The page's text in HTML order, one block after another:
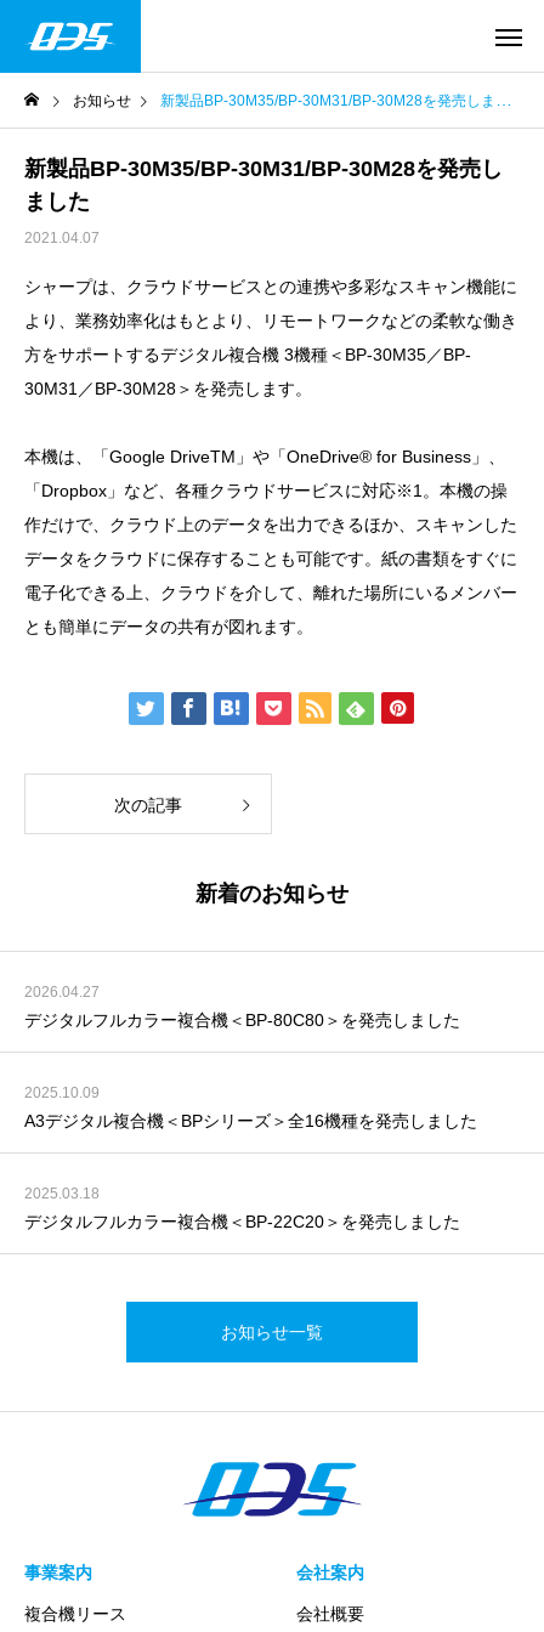
お知らせ 新製品BP-30M35/BP-30M31/BP-30M28を発売しました
新製品BP-30M35/BP-30M31/BP-30M28を発売し
ました
2021.04.07
シャープは、クラウドサービスとの連携や多彩なスキャン機能に
より、業務効率化はもとより、リモートワークなどの柔軟な働き
方をサポートするデジタル複合機 3機種＜BP-30M35／BP-
30M31／BP-30M28＞を発売します。
本機は、「Google DriveTM 」や「OneDrive® for Business」、
「Dropbox」など、各種クラウドサービスに対応※1 。本機の操
作だけで、クラウド上のデータを出力できるほか、スキャンした
データをクラウドに保存することも可能です。紙の書類をすぐに
電子化できる上、クラウドを介して、離れた場所にいるメンバー
とも簡単にデータの共有が図れます。
次の記事
新着のお知らせ
2026.04.27
デジタルフルカラー複合機＜BP-80C80＞を発売しました
2025.10.09
A3デジタル複合機＜BPシリーズ＞全16機種を発売しました
2025.03.18
デジタルフルカラー複合機＜BP-22C20＞を発売しました
お知らせ一覧
事業案内
複合機リース
会社案内
会社概要